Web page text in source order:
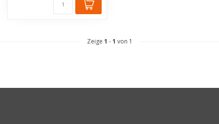
Zeige 1 -1 von 1